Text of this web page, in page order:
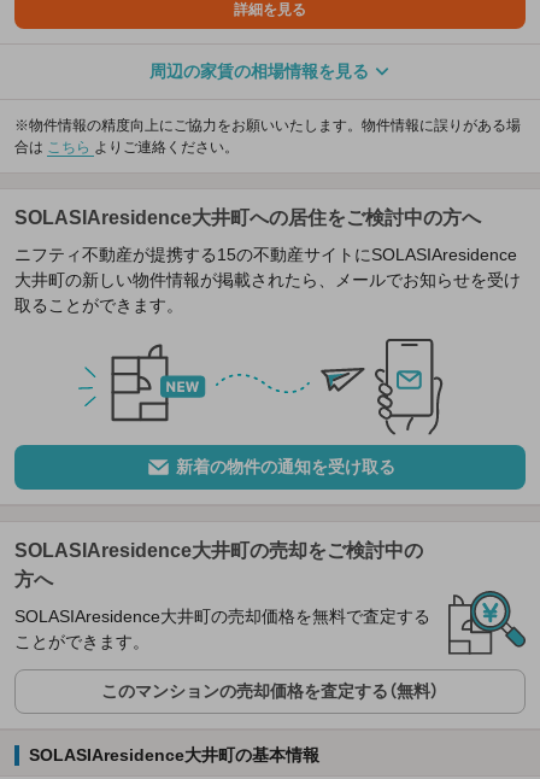
詳細を見る
周辺の家賃の相場情報を見る
※物件情報の精度向上にご協力をお願いいたします。物件情報に誤りがある場
合は こちら よりご連絡ください。
SOLASIAresidence大井町への居住をご検討中の方へ
ニフティ不動産が提携する15の不動産サイトにSOLASIAresidence
大井町の新しい物件情報が掲載されたら、メールでお知らせを受け
取ることができます。
新着の物件の通知を受け取る
SOLASIAresidence大井町の売却をご検討中の
方へ
SOLASIAresidence大井町の売却価格を無料で査定する
ことができます。
このマンションの売却価格を査定する（無料）
SOLASIAresidence大井町の基本情報